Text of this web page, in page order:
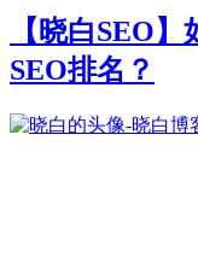
【晓白SEO
SEO排名？